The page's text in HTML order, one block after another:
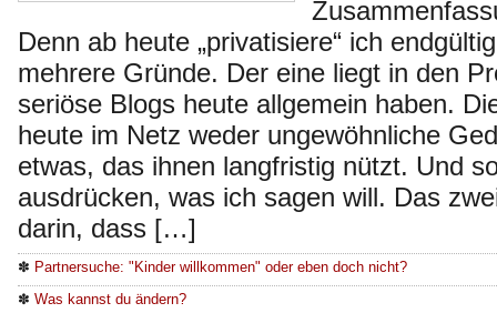
Denn ab heute „privatisiere“ ich
mehrere Gründe. Der eine liegt in den
seriöse Blogs heute allgemein haben.
heute im Netz weder ungewöhnliche
etwas, das ihnen langfristig nützt. Und
ausdrücken, was ich sagen will. Das
darin, dass […]
✽ Partnersuche: "Kinder willkommen" oder eben doch nicht?
✽ Was kannst du ändern?